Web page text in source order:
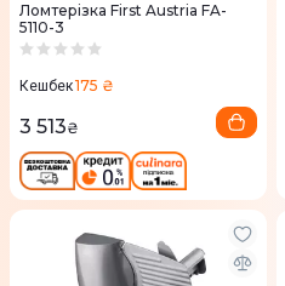
Ломтерізка First Austria FA-
5110-3
Кешбек175 ₴
3 513₴